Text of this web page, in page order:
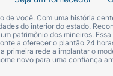
acabamento
ideal para
de você. Com uma história
do interior do estado.
patrimônio dos mineiros.
a oferecer o plantão 24
rede a implantar o
novo para uma confiança